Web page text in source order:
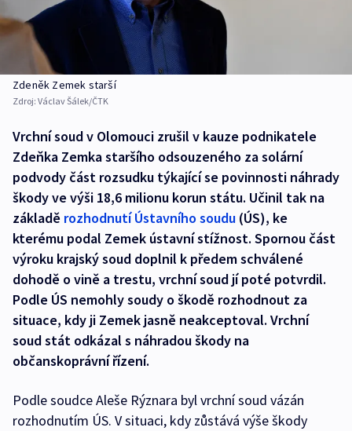
Zdeněk Zemek starší
Zdroj: Václav Šálek/ČTK
Vrchní soud v Olomouci zrušil v kauze podnikatele
Zdeňka Zemka staršího odsouzeného za solární
podvody část rozsudku týkající se povinnosti náhrady
škody ve výši 18,6 milionu korun státu. Učinil tak na
základě rozhodnutí Ústavního soudu (ÚS), ke
kterému podal Zemek ústavní stížnost. Spornou část
výroku krajský soud doplnil k předem schválené
dohodě o vině a trestu, vrchní soud jí poté potvrdil.
Podle ÚS nemohly soudy o škodě rozhodnout za
situace, kdy ji Zemek jasně neakceptoval. Vrchní
soud stát odkázal s náhradou škody na
občanskoprávní řízení.
Podle soudce Aleše Rýznara byl vrchní soud vázán
rozhodnutím ÚS. V situaci, kdy zůstává výše škody